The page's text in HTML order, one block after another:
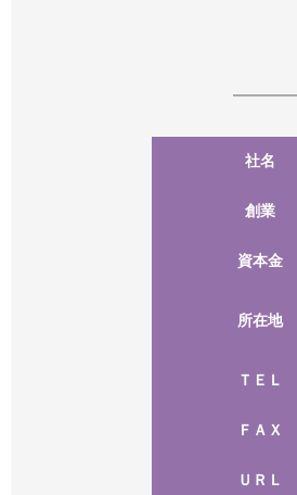
社名
創業
資本金
所在地
ＴＥＬ
ＦＡＸ
ＵＲＬ